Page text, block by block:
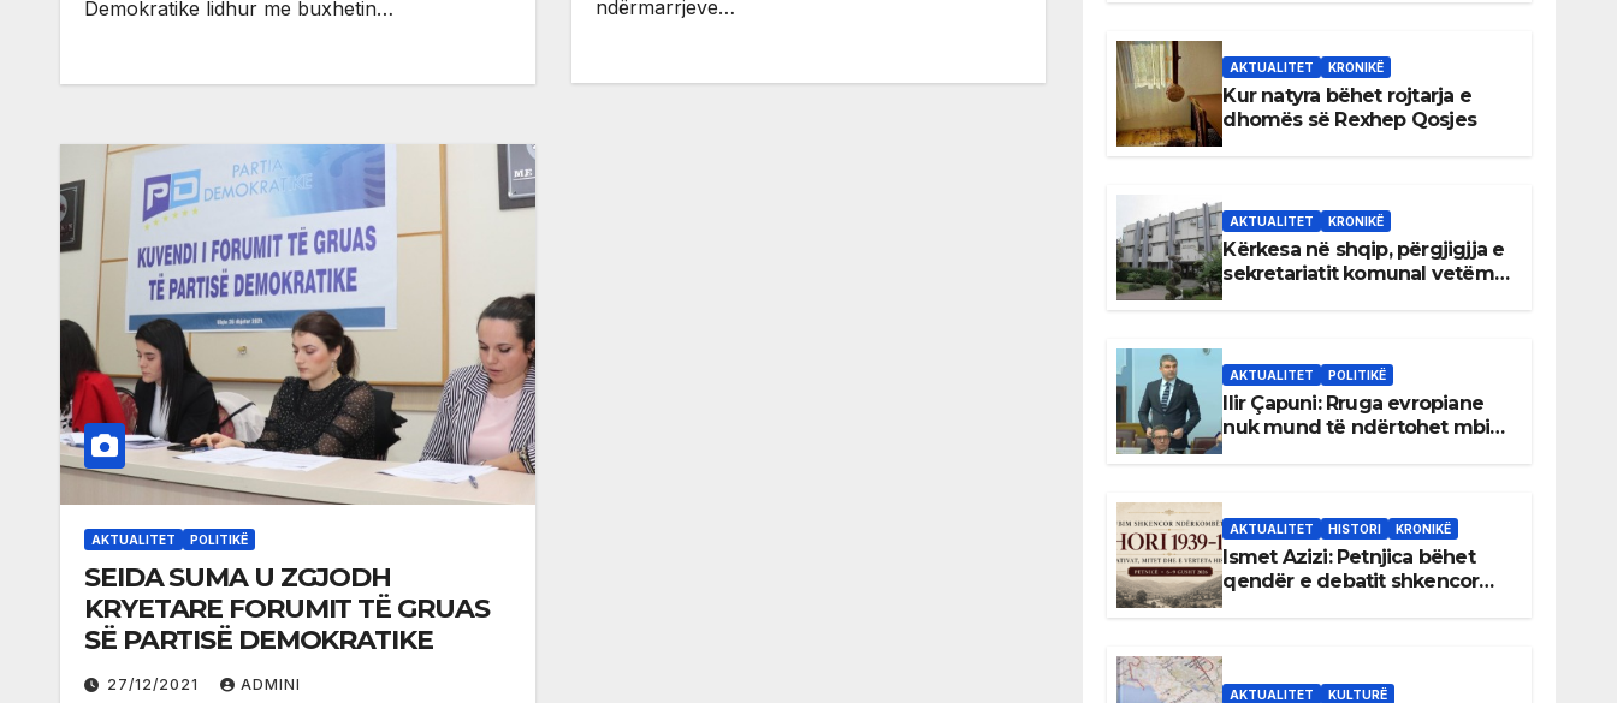
Demokratike lidhur me buxhetin…
ndërmarrjeve…
AKTUALITET POLITIKË
SEIDA SUMA U ZGJODH
KRYETARE FORUMIT TË GRUAS
SË PARTISË DEMOKRATIKE
27/12/2021 ADMINI
AKTUALITET KRONIKË
Kur natyra bëhet rojtarja e
dhomës së Rexhep Qosjes
AKTUALITET KRONIKË
Kërkesa në shqip, përgjigjja e
sekretariatit komunal vetëm
AKTUALITET POLITIKË
Ilir Çapuni: Rruga evropiane
nuk mund të ndërtohet mbi
AKTUALITET HISTORI KRONIKË
Ismet Azizi: Petnjica bëhet
qendër e debatit shkencor
AKTUALITET KULTURË